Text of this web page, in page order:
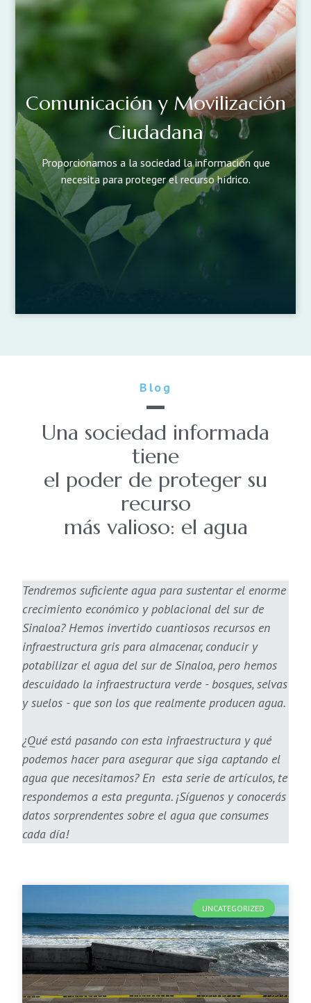
Comunicación y Movilización
Ciudadana
Proporcionamos a la sociedad la información que
necesita para proteger el recurso hídrico.
Blog
Una sociedad informada
tiene
el poder de proteger su
recurso
más valioso: el agua
Tendremos suficiente agua para sustentar el enorme
crecimiento económico y poblacional del sur de
Sinaloa? Hemos invertido cuantiosos recursos en
infraestructura gris para almacenar, conducir y
potabilizar el agua del sur de Sinaloa, pero hemos
descuidado la infraestructura verde - bosques, selvas
y suelos - que son los que realmente producen agua.
¿Qué está pasando con esta infraestructura y qué
podemos hacer para asegurar que siga captando el
agua que necesitamos? En esta serie de artículos, te
respondemos a esta pregunta. ¡Síguenos y conocerás
datos sorprendentes sobre el agua que consumes
cada día!
UNCATEGORIZED